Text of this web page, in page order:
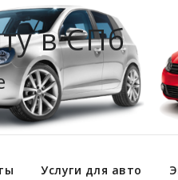
в СПб
Услуги для авто